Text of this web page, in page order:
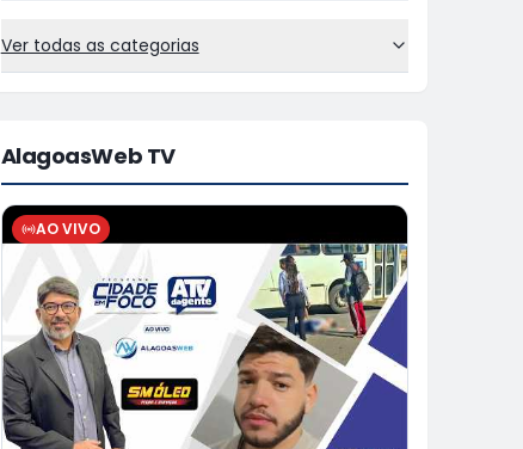
Ver todas as categorias
AlagoasWeb TV
AO VIVO